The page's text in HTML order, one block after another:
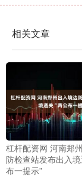
相关文章
杠杆配资网 河南郑
防检查站发布出入
布一提示”